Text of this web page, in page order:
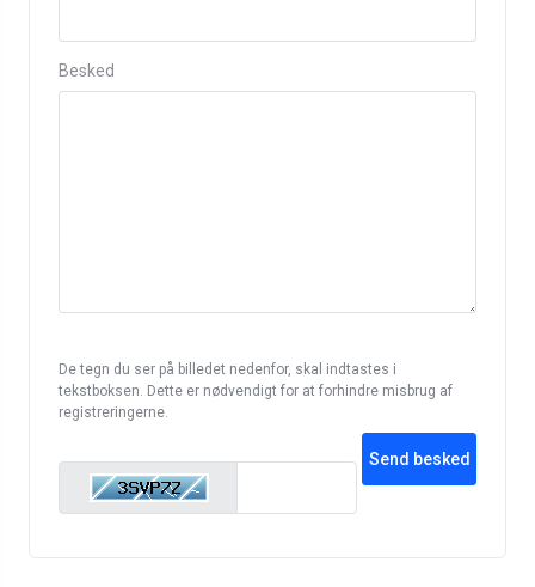
Besked
De tegn du ser på billedet nedenfor, skal indtastes i
tekstboksen. Dette er nødvendigt for at forhindre misbrug af
registreringerne.
Send besked